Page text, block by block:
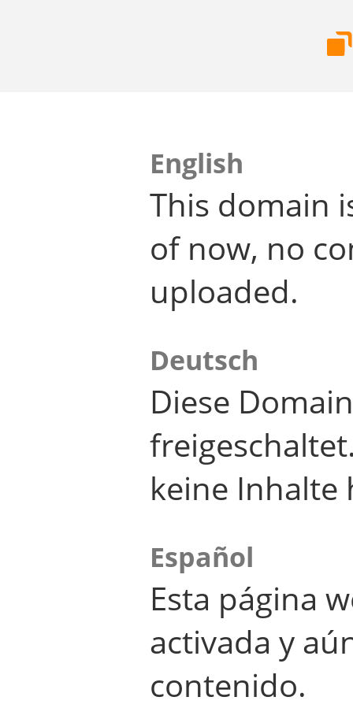
English
This domain
of now, no
uploaded.
Deutsch
Diese
keine Inhalte
Español
Esta página
activada y
contenido.